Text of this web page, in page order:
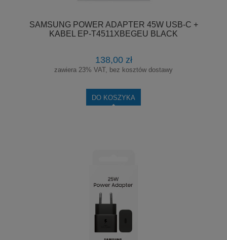
SAMSUNG POWER ADAPTER 45W USB-C +
KABEL EP-T4511XBEGEU BLACK
138,00 zł
zawiera 23% VAT, bez kosztów dostawy
DO KOSZYKA